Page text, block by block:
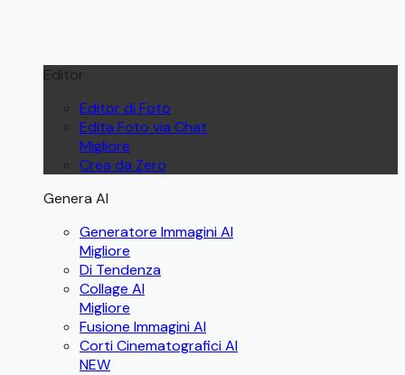
Editor
Editor di Foto
Edita Foto via Chat
Migliore
Crea da Zero
Genera AI
Generatore Immagini AI
Migliore
Di Tendenza
Collage AI
Migliore
Fusione Immagini AI
Corti Cinematografici AI
NEW